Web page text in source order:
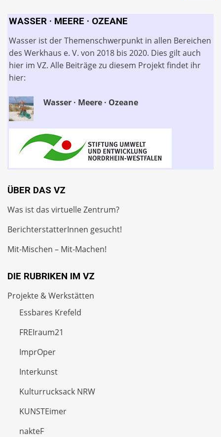
WASSER · MEERE · OZEANE
Wasser ist der Themenschwerpunkt in allen Bereichen
des Werkhaus e. V. von 2018 bis 2020. Dies gilt auch
hier im VZ. Alle Beiträge zu diesem Projekt findet ihr
hier:
Wasser · Meere · Ozeane
ÜBER DAS VZ
Was ist das virtuelle Zentrum?
BerichterstatterInnen gesucht!
Mit-Mischen – Mit-Machen!
DIE RUBRIKEN IM VZ
Projekte & Werkstätten
Essbares Krefeld
FREIraum21
ImprOper
Interkunst
Kulturrucksack NRW
KUNSTEimer
nakteF